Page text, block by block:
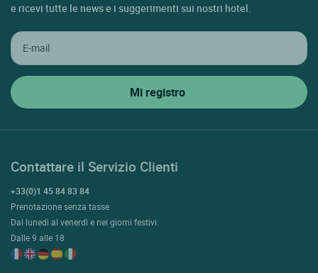
e ricevi tutte le news e i suggerimenti sui nostri hotel.
Contattare il Servizio Clienti
+33(0)1 45 84 83 84
Prenotazione senza tasse
Dal lunedì al venerdì e nei giorni festivi:
Dalle 9 alle 18